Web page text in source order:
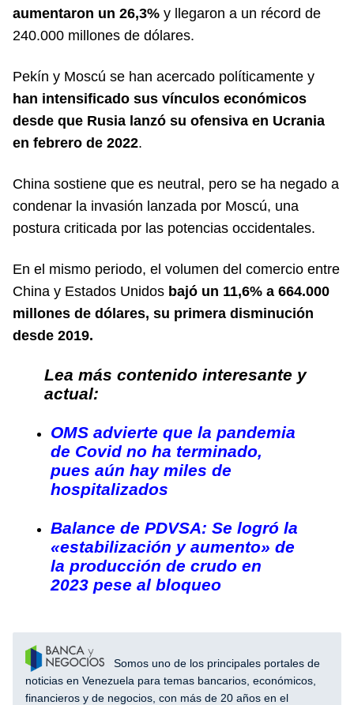
aumentaron un 26,3% y llegaron a un récord de
240.000 millones de dólares.
Pekín y Moscú se han acercado políticamente y
han intensificado sus vínculos económicos
desde que Rusia lanzó su ofensiva en Ucrania
en febrero de 2022.
China sostiene que es neutral, pero se ha negado a
condenar la invasión lanzada por Moscú, una
postura criticada por las potencias occidentales.
En el mismo periodo, el volumen del comercio entre
China y Estados Unidos bajó un 11,6% a 664.000
millones de dólares, su primera disminución
desde 2019.
Lea más contenido interesante y
actual:
OMS advierte que la pandemia
de Covid no ha terminado,
pues aún hay miles de
hospitalizados
Balance de PDVSA: Se logró la
«estabilización y aumento» de
la producción de crudo en
2023 pese al bloqueo
Somos uno de los principales portales de
noticias en Venezuela para temas bancarios, económicos,
financieros y de negocios, con más de 20 años en el